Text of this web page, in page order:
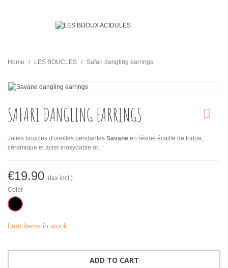
Home / LES BOUCLES / Safari dangling earrings
SAFARI DANGLING EARRINGS
Jolies boucles d'oreilles pendantes Savane en résine écaille de tortue,
céramique et acier inoxydable or.
€19.90 (tax incl.)
Color
Black
Last items in stock
ADD TO CART